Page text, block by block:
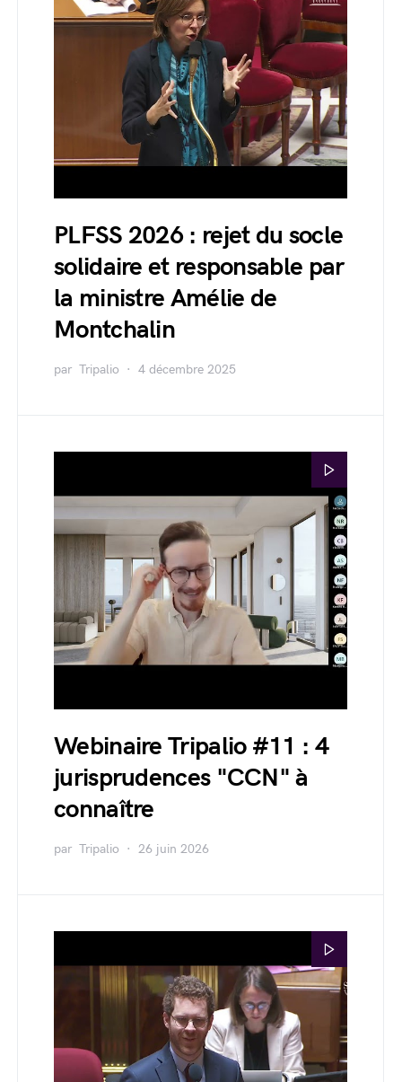
PLFSS 2026 : rejet du socle
solidaire et responsable par
la ministre Amélie de
Montchalin
par Tripalio 4 décembre 2025
Webinaire Tripalio #11 : 4
jurisprudences "CCN" à
connaître
par Tripalio 26 juin 2026